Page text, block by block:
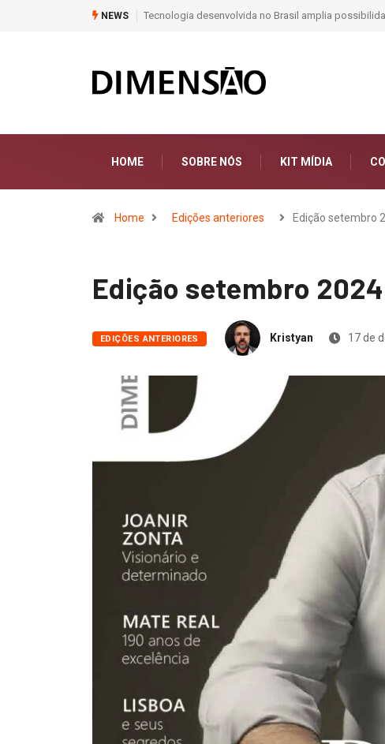
NEWSTecnologia desenvolvida no Brasil amplia possibilidades
HOME SOBRE NÓS KIT MÍDIA
Home Edições anteriores Edição setembro
Edição setembro 2024
EDIÇÕES ANTERIORES Kristyan 17 de